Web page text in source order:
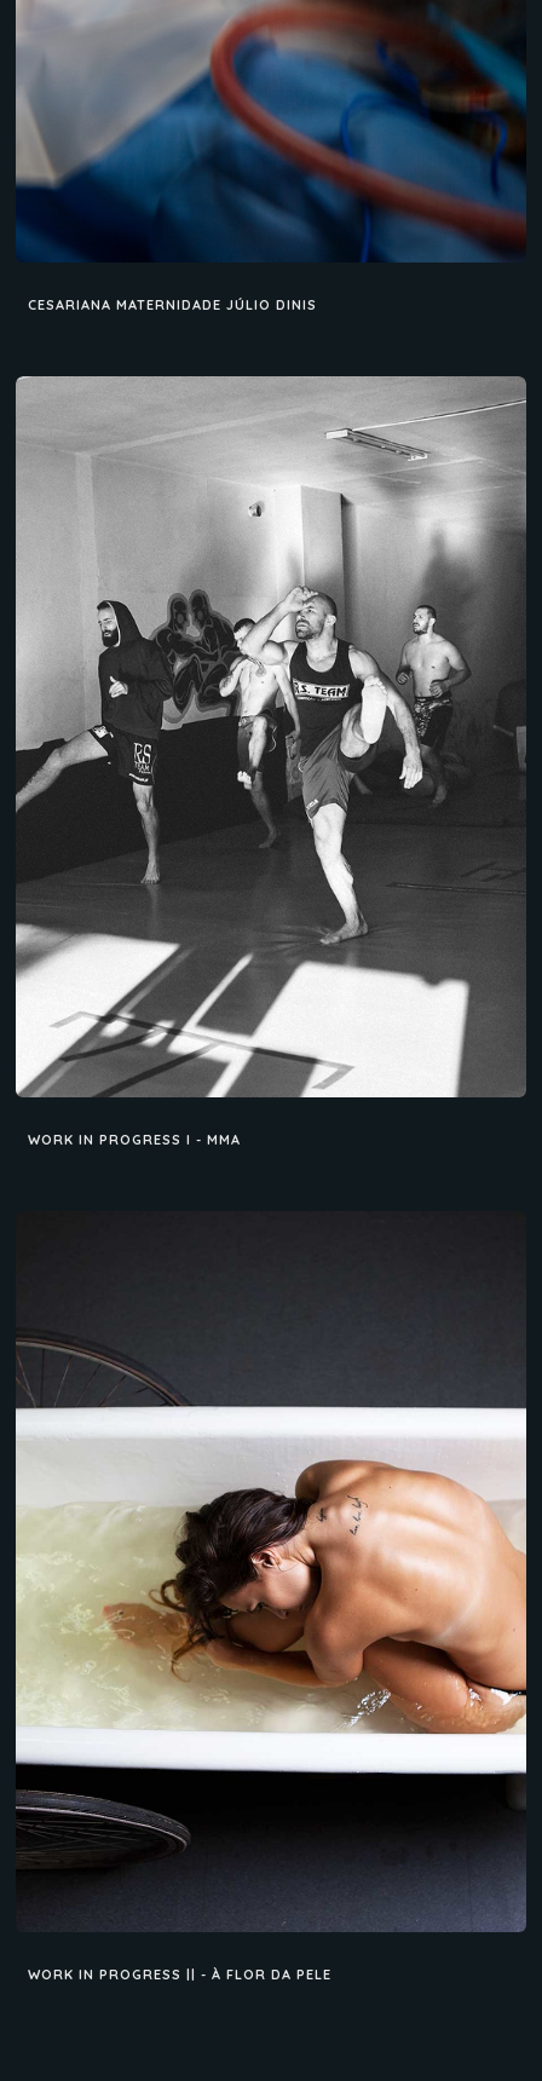
CESARIANA MATERNIDADE JÚLIO DINIS
WORK IN PROGRESS I - MMA
WORK IN PROGRESS || - À FLOR DA PELE